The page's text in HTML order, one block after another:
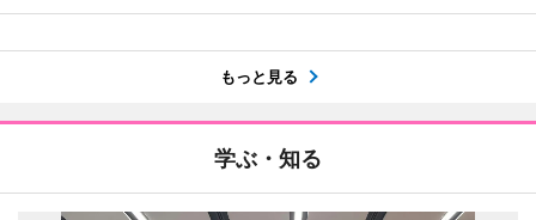
もっと見る
学ぶ・知る